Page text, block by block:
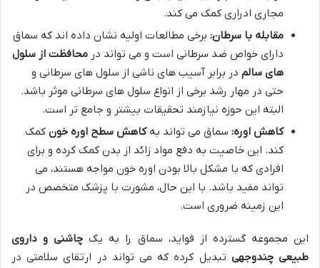
مجاری ادراری کمک می کند.
مقابله با سرطان: برخی مطالعات اولیه نشان داده اند که سماق
دارای خواص ضد سرطانی است و می تواند در محافظت از سلول
های سالم در برابر آسیب های ناشی از سلول های سرطانی و
حتی در مهار رشد برخی از انواع سلول های سرطانی موثر باشد.
البته این حوزه نیازمند تحقیقات بیشتر و جامع تر است.
کاهش اوره: سماق می تواند بهکاهش سطح اوره خون کمک
کند. این خاصیت به دفع مواد زائد از بدن کمک کرده و برای
افرادی که با مشکل بالا بودن اوره خون مواجه هستند، می
تواند مفید باشد. با این حال، مشورت با پزشک متخصص در
این زمینه ضروری است.
این مجموعه گسترده از فواید، سماق را به یک چاشنی و داروی
طبیعی چندوجهی تبدیل کرده که می تواند در ارتقای سلامتی در